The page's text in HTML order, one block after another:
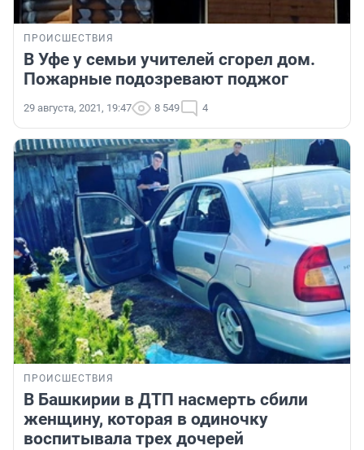
ПРОИСШЕСТВИЯ
В Уфе у семьи учителей сгорел дом.
Пожарные подозревают поджог
29 августа, 2021, 19:47 8 549 4
ПРОИСШЕСТВИЯ
В Башкирии в ДТП насмерть сбили
женщину, которая в одиночку
воспитывала трех дочерей